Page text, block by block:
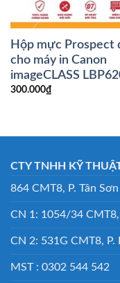
Hộp mực Prospect
cho máy in Canon
imageCLASS
300.000₫
CTY TNHH KỸ
864 CMT8, P. Tân
CN 1: 1054/34 CMT8,
CN 2: 531G CMT8, P.
MST : 0302 544 542